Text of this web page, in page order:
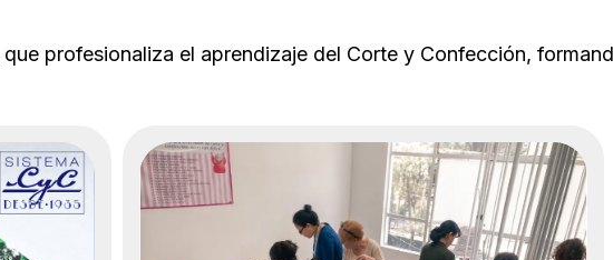
que profesionaliza el aprendizaje del Corte y Confección,